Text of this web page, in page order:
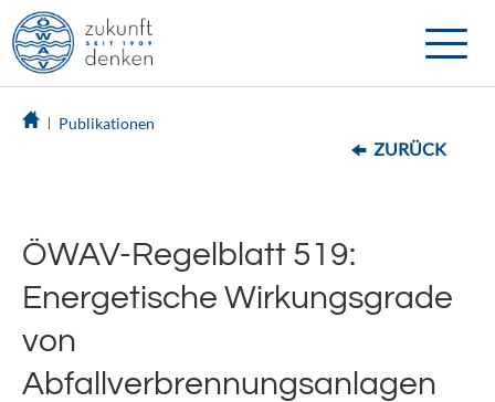
Toggle
Publikationen
ZURÜCK
ÖWAV-Regelblatt 519:
Energetische Wirkungsgrade
von
Abfallverbrennungsanlagen